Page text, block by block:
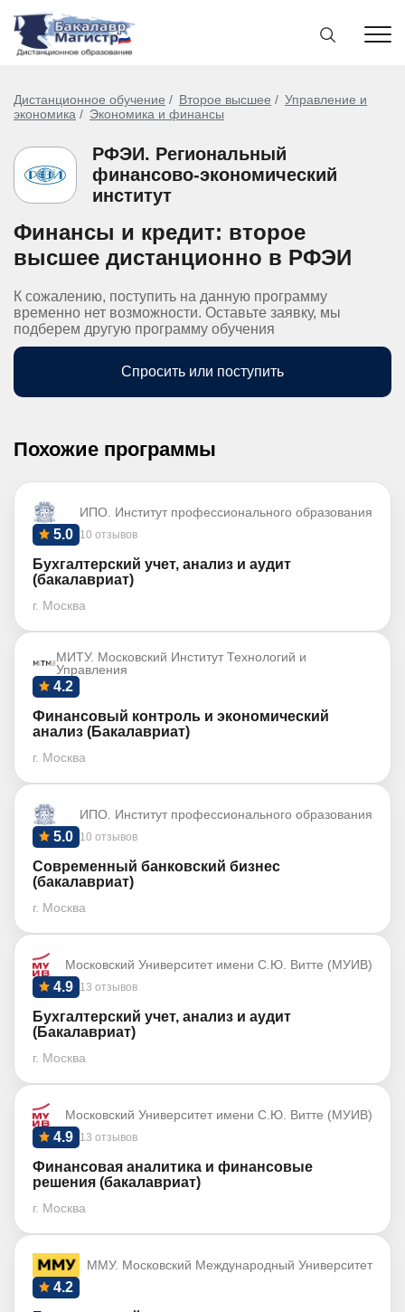
Дистанционное обучение Второе высшее
Управление и
экономика
Экономика и финансы
РФЭИ. Региональный
финансово-экономический
институт
Финансы и кредит: второе
высшее дистанционно в РФЭИ
К сожалению, поступить на данную программу
временно нет возможности. Оставьте заявку, мы
подберем другую программу обучения
Спросить или поступить
Похожие программы
ИПО. Институт профессионального образования
10 отзывов
5.0
Бухгалтерский учет, анализ и аудит
(бакалавриат)
г. Москва
МИТУ. Московский Институт Технологий и
Управления
4.2
Финансовый контроль и экономический
анализ (Бакалавриат)
г. Москва
ИПО. Институт профессионального образования
10 отзывов
5.0
Современный банковский бизнес
(бакалавриат)
г. Москва
Московский Университет имени С.Ю. Витте (МУИВ)
13 отзывов
4.9
Бухгалтерский учет, анализ и аудит
(Бакалавриат)
г. Москва
Московский Университет имени С.Ю. Витте (МУИВ)
13 отзывов
4.9
Финансовая аналитика и финансовые
решения (бакалавриат)
г. Москва
ММУ. Московский Международный Университет
4.2